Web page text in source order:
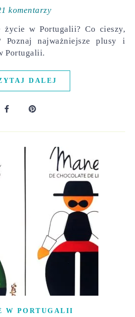
komentarzy
życie w Portugalii? Co cieszy,
Poznaj najważniejsze plusy i
Portugalii.
DALEJ
W PORTUGALII